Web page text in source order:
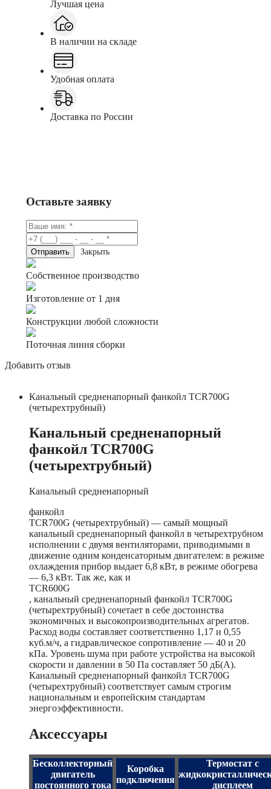
Лучшая цена
В наличии на складе
Удобная оплата
Доставка по России
Оставьте заявку
Закрыть
Собственное производство
Изготовление от 1 дня
Конструкции любой сложности
Поточная линия сборки
Добавить отзыв
Канальный средненапорный фанкойл TCR700G
(четырехтрубный)
Канальный средненапорный
фанкойл TCR700G
(четырехтрубный)
Канальный средненапорный
фанкойл
TCR700G (четырехтрубный) — самый мощный
канальный средненапорный фанкойл в четырехтрубном
исполнении с двумя вентиляторами, приводимыми в
движение одним конденсаторным двигателем: в режиме
охлаждения прибор выдает 6,8 кВт, в режиме обогрева
— 6,3 кВт. Так же, как и
TCR600G
, канальный средненапорный фанкойл TCR700G
(четырехтрубный) сочетает в себе достоинства
экономичных и высокопроизводительных агрегатов.
Расход воды составляет соответственно 1,17 и 0,55
куб.м/ч, а гидравлическое сопротивление — 40 и 20
кПа. Уровень шума при работе устройства на высокой
скорости и давлении в 50 Па составляет 50 дБ(А).
Канальный средненапорный фанкойл TCR700G
(четырехтрубный) соответствует самым строгим
национальным и европейским стандартам
энергоэффективности.
Аксессуары
Бесколлекторный
двигатель
постоянного тока
Коробка
подключения
Термостат с
дисплеем